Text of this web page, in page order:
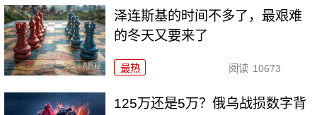
泽连斯基的时间不多了，最艰难
的冬天又要来了
最热 阅读 10673
125万还是5万？俄乌战损数字背